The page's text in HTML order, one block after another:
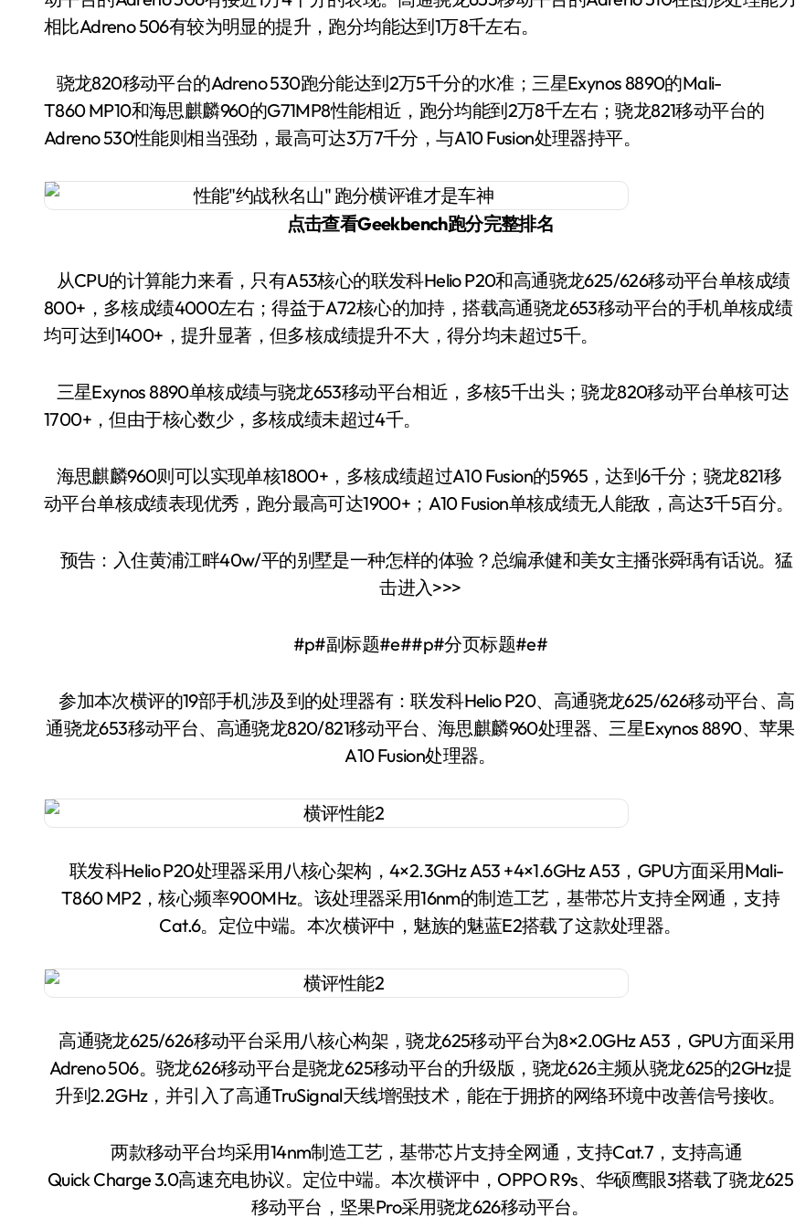
相比Adreno 506有较为明显的提升，跑分均能达到1万8千左右。
骁龙820移动平台的Adreno 530跑分能达到2万5千分的水准；三星Exynos 8890的Mali-
T860 MP10和海思麒麟960的G71MP8性能相近，跑分均能到2万8千左右；骁龙821移动平台的
Adreno 530性能则相当强劲，最高可达3万7千分，与A10 Fusion处理器持平。
点击查看Geekbench跑分完整排名
从CPU的计算能力来看，只有A53核心的联发科Helio P20和高通骁龙625/626移动平台单核成绩
800+，多核成绩4000左右；得益于A72核心的加持，搭载高通骁龙653移动平台的手机单核成绩
均可达到1400+，提升显著，但多核成绩提升不大，得分均未超过5千。
三星Exynos 8890单核成绩与骁龙653移动平台相近，多核5千出头；骁龙820移动平台单核可达
1700+，但由于核心数少，多核成绩未超过4千。
海思麒麟960则可以实现单核1800+，多核成绩超过A10 Fusion的5965，达到6千分；骁龙821移
动平台单核成绩表现优秀，跑分最高可达1900+；A10 Fusion单核成绩无人能敌，高达3千5百分。
预告：入住黄浦江畔40w/平的别墅是一种怎样的体验？总编承健和美女主播张舜瑀有话说。猛
击进入>>>
#p#副标题#e##p#分页标题#e#
参加本次横评的19部手机涉及到的处理器有：联发科Helio P20、高通骁龙625/626移动平台、高
通骁龙653移动平台、高通骁龙820/821移动平台、海思麒麟960处理器、三星Exynos 8890、苹果
A10 Fusion处理器。
联发科Helio P20处理器采用八核心架构，4×2.3GHz A53 +4×1.6GHz A53，GPU方面采用Mali-
T860 MP2，核心频率900MHz。该处理器采用16nm的制造工艺，基带芯片支持全网通，支持
Cat.6。定位中端。本次横评中，魅族的魅蓝E2搭载了这款处理器。
高通骁龙625/626移动平台采用八核心构架，骁龙625移动平台为8×2.0GHz A53，GPU方面采用
Adreno 506。骁龙626移动平台是骁龙625移动平台的升级版，骁龙626主频从骁龙625的2GHz提
升到2.2GHz，并引入了高通TruSignal天线增强技术，能在于拥挤的网络环境中改善信号接收。
两款移动平台均采用14nm制造工艺，基带芯片支持全网通，支持Cat.7，支持高通
Quick Charge 3.0高速充电协议。定位中端。本次横评中，OPPO R9s、华硕鹰眼3搭载了骁龙625
移动平台，坚果Pro采用骁龙626移动平台。